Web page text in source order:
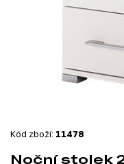
Kód zboží: 11478
Noční stolek